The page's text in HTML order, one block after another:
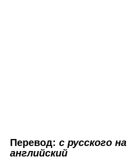
Перевод: с русского на
английский